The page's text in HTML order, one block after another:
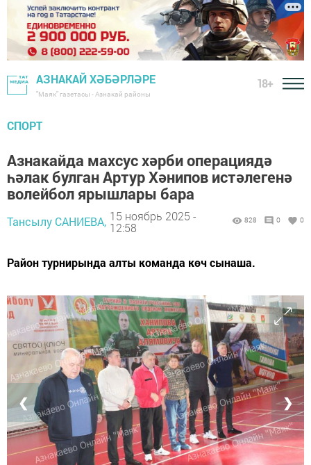
АЗНАКАЙ ХӘБӘРЛӘРЕ
"Маяк" газетасы - Азнакай районы
18+
СПОРТ
Азнакайда махсус хәрби операциядә
һәлак булган Артур Хәнипов истәлегенә
волейбол ярышлары бара
Тансылу САНИЕВА, 15 ноябрь 2025 -
12:58
828 0 0
Район турнирында алты команда көч сынаша.
❮ ❯